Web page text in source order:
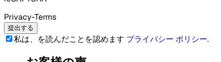
Privacy-Terms
提出する
私は、を読んだことを認めます プライバシー ポリシー.